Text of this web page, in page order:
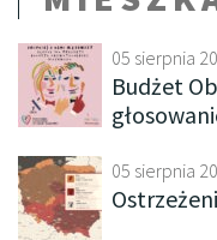
05 sierpnia
Budżet
05 sierpnia